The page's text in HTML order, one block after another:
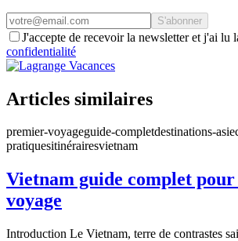
S'abonner
J'accepte de recevoir la newsletter et j'ai lu
confidentialité
Articles similaires
premier-voyageguide-completdestinations-asie
pratiquesitinérairesvietnam
Vietnam guide complet
voyage
Introduction Le Vietnam, terre de contrastes